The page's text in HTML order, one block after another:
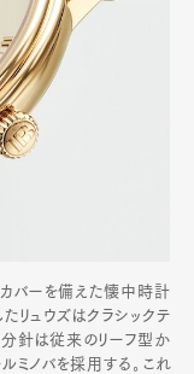
バーを備えた懐中時計
リュウズはクラシックテ
分針は従来のリーフ型か
ミノバを採用する｡これ